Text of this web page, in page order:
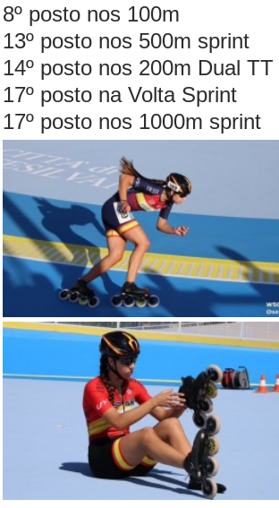
8º posto nos 100m
13º posto nos 500m sprint
14º posto nos 200m Dual TT
17º posto na Volta Sprint
17º posto nos 1000m sprint